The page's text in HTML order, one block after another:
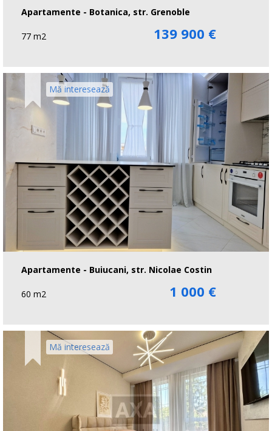
Apartamente - Botanica, str. Grenoble
77 m2 139 900 €
Mă interesează
Apartamente - Buiucani, str. Nicolae Costin
60 m2 1 000 €
Mă interesează